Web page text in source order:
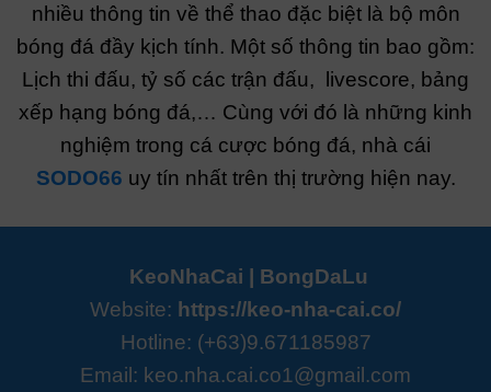
nhiều thông tin về thể thao đặc biệt là bộ môn
bóng đá đầy kịch tính. Một số thông tin bao gồm:
Lịch thi đấu, tỷ số các trận đấu, livescore, bảng
xếp hạng bóng đá,… Cùng với đó là những kinh
nghiệm trong cá cược bóng đá, nhà cái
SODO66 uy tín nhất trên thị trường hiện nay.
KeoNhaCai | BongDaLu
Website: https://keo-nha-cai.co/
Hotline: (+63)9.671185987
Email: keo.nha.cai.co1@gmail.com